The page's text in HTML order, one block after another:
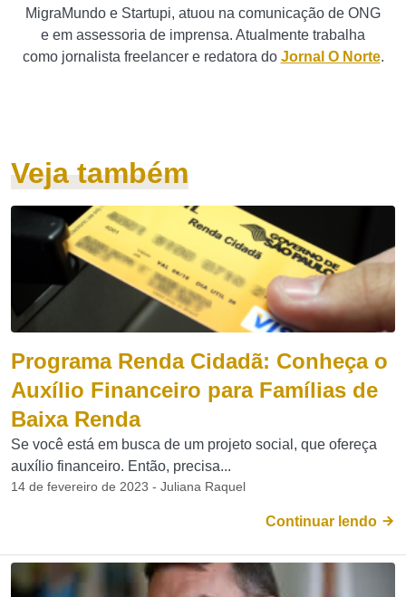
MigraMundo e Startupi, atuou na comunicação de ONG
e em assessoria de imprensa. Atualmente trabalha
como jornalista freelancer e redatora do Jornal O Norte.
Veja também
Programa Renda Cidadã: Conheça o
Auxílio Financeiro para Famílias de
Baixa Renda
Se você está em busca de um projeto social, que ofereça
auxílio financeiro. Então, precisa...
14 de fevereiro de 2023 - Juliana Raquel
Continuar lendo